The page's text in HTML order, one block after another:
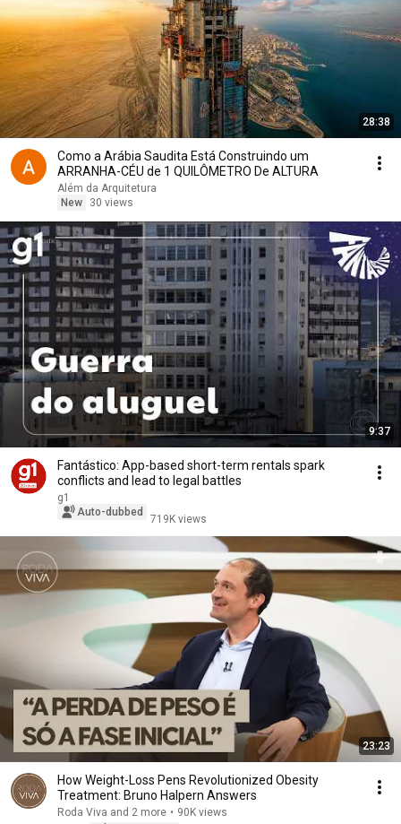
28:38
Como a Arábia Saudita Está Construindo um
ARRANHA-CÉU de 1 QUILÔMETRO De ALTURA
Além da Arquitetura
New
30 views
9:37
Fantástico: App-based short-term rentals spark
conflicts and lead to legal battles
g1
Auto-dubbed
719K views
23:23
How Weight-Loss Pens Revolutionized Obesity
Treatment: Bruno Halpern Answers
Roda Viva and 2 more • 90K views